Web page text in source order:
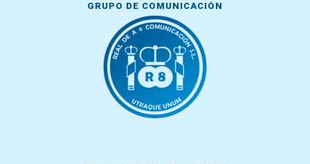
GRUPO DE COMUNICACIÓN